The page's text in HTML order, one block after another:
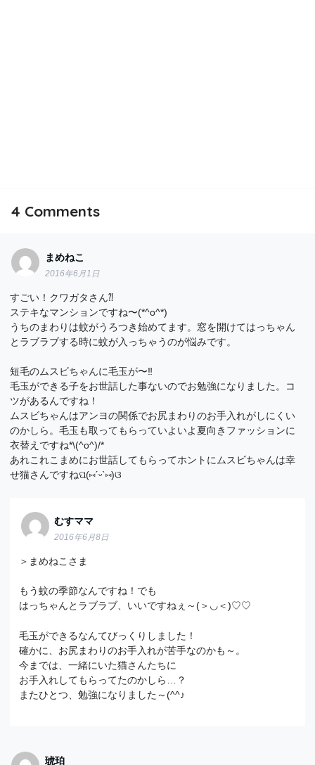
4 Comments
まめねこ
2016年6月1日
すごい！クワガタさん⁈
ステキなマンションですね〜(*^o^*)
うちのまわりは蚊がうろつき始めてます。窓を開けてはっちゃん
とラブラブする時に蚊が入っちゃうのが悩みです。
短毛のムスビちゃんに毛玉が〜‼︎
毛玉ができる子をお世話した事ないのでお勉強になりました。コ
ツがあるんですね！
ムスビちゃんはアンヨの関係でお尻まわりのお手入れがしにくい
のかしら。毛玉も取ってもらっていよいよ夏向きファッションに
衣替えですね*\(^o^)/*
あれこれこまめにお世話してもらってホントにムスビちゃんは幸
せ猫さんですねପ(⑅ˊᵕˋ⑅)ଓ
むすママ
2016年6月8日
＞まめねこさま
もう蚊の季節なんですね！でも
はっちゃんとラブラブ、いいですねぇ～(＞◡＜)♡♡
毛玉ができるなんてびっくりしました！
確かに、お尻まわりのお手入れが苦手なのかも～。
今までは、一緒にいた猫さんたちに
お手入れしてもらってたのかしら…？
またひとつ、勉強になりました～(^^♪
琥珀